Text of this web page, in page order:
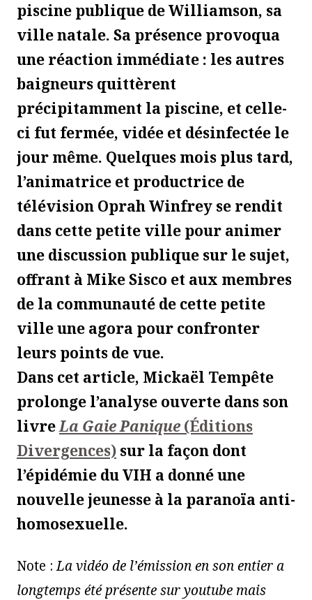
piscine publique de Williamson, sa
ville natale. Sa présence provoqua
une réaction immédiate : les autres
baigneurs quittèrent
précipitamment la piscine, et celle-
ci fut fermée, vidée et désinfectée le
jour même. Quelques mois plus tard,
l’animatrice et productrice de
télévision Oprah Winfrey se rendit
dans cette petite ville pour animer
une discussion publique sur le sujet,
offrant à Mike Sisco et aux membres
de la communauté de cette petite
ville une agora pour confronter
leurs points de vue.
Dans cet article, Mickaël Tempête
prolonge l’analyse ouverte dans son
livreLa Gaie Panique (Éditions
Divergences) sur la façon dont
l’épidémie du VIH a donné une
nouvelle jeunesse à la paranoïa anti-
homosexuelle.
Note :La vidéo de l’émission en son entier a
longtemps été présente sur youtube mais